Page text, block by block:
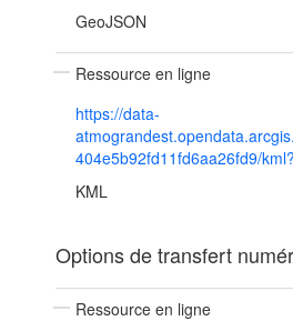
GeoJSON
Ressource en ligne
https://data-
404e5b92fd11fd6aa26fd9/
KML
Options de transfert
Ressource en ligne